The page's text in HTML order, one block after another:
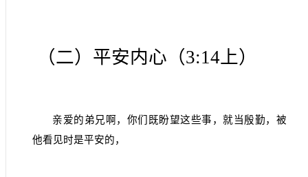
（二）平安内心（3:14上）
亲爱的弟兄啊，你们既盼望这些事，就当殷勤，被
他看见时是平安的，